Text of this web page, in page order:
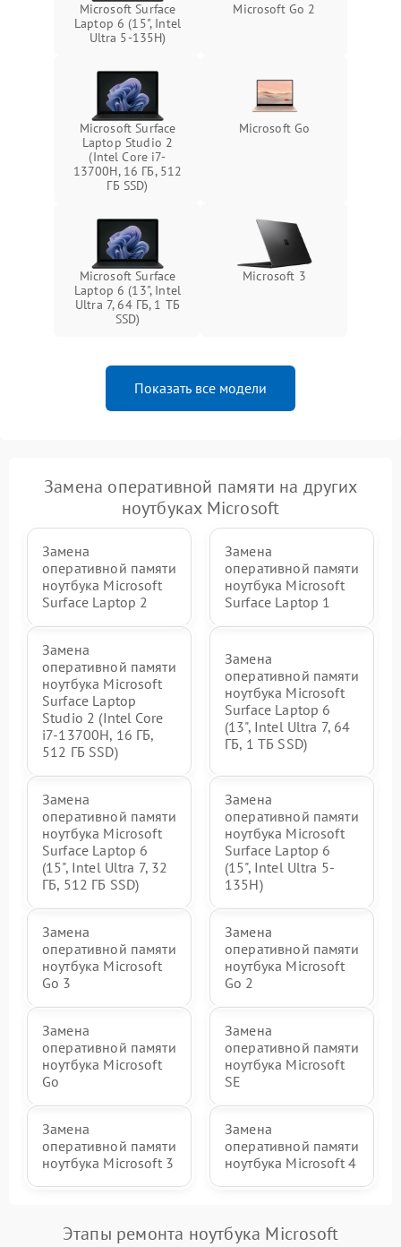
Microsoft Surface
Laptop 6 (15", Intel
Ultra 5-135H)
Microsoft Go 2
Microsoft Surface
Laptop Studio 2
(Intel Core i7-
13700H, 16 ГБ, 512
ГБ SSD)
Microsoft Go
Microsoft Surface
Laptop 6 (13", Intel
Ultra 7, 64 ГБ, 1 ТБ
SSD)
Microsoft 3
Показать все модели
Замена оперативной памяти на других
ноутбуках Microsoft
Замена
оперативной памяти
ноутбука Microsoft
Surface Laptop 2
Замена
оперативной памяти
ноутбука Microsoft
Surface Laptop 1
Замена
оперативной памяти
ноутбука Microsoft
Surface Laptop
Studio 2 (Intel Core
i7-13700H, 16 ГБ,
512 ГБ SSD)
Замена
оперативной памяти
ноутбука Microsoft
Surface Laptop 6
(13", Intel Ultra 7, 64
ГБ, 1 ТБ SSD)
Замена
оперативной памяти
ноутбука Microsoft
Surface Laptop 6
(15", Intel Ultra 7, 32
ГБ, 512 ГБ SSD)
Замена
оперативной памяти
ноутбука Microsoft
Surface Laptop 6
(15", Intel Ultra 5-
135H)
Замена
оперативной памяти
ноутбука Microsoft
Go 3
Замена
оперативной памяти
ноутбука Microsoft
Go 2
Замена
оперативной памяти
ноутбука Microsoft
Go
Замена
оперативной памяти
ноутбука Microsoft
SE
Замена
оперативной памяти
ноутбука Microsoft 3
Замена
оперативной памяти
ноутбука Microsoft 4
Этапы ремонта ноутбука Microsoft